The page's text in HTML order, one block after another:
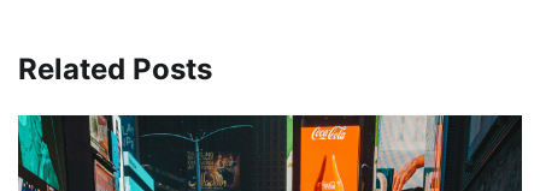
Related Posts